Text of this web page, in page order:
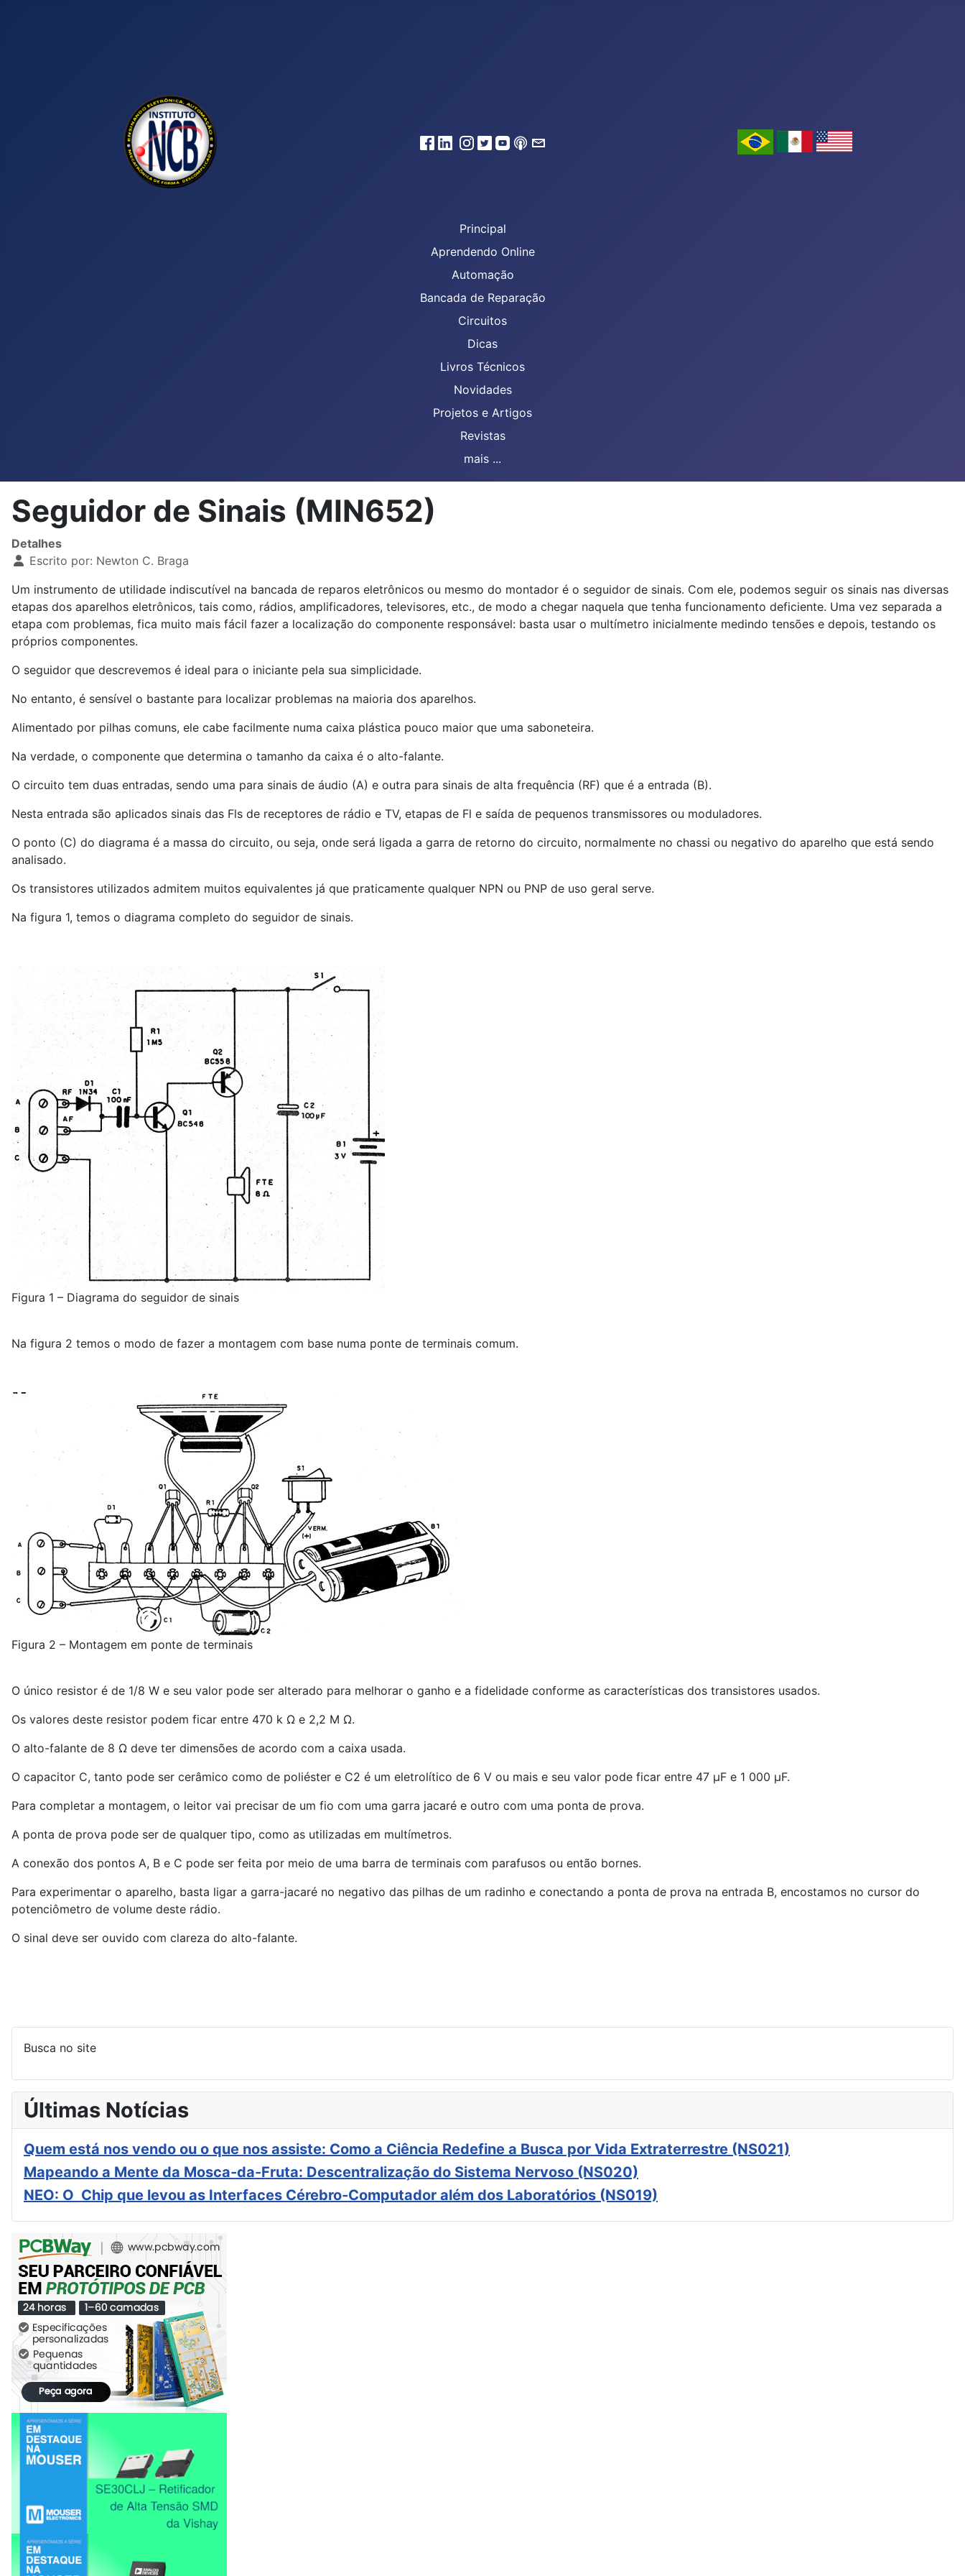
Principal
Aprendendo Online
Automação
Bancada de Reparação
Circuitos
Dicas
Livros Técnicos
Novidades
Projetos e Artigos
Revistas
mais ...
Seguidor de Sinais (MIN652)
Detalhes
Escrito por: Newton C. Braga
Um instrumento de utilidade indiscutível na bancada de reparos eletrônicos ou mesmo do montador é o seguidor de sinais. Com ele, podemos seguir os sinais nas diversas
etapas dos aparelhos eletrônicos, tais como, rádios, amplificadores, televisores, etc., de modo a chegar naquela que tenha funcionamento deficiente. Uma vez separada a
etapa com problemas, fica muito mais fácil fazer a localização do componente responsável: basta usar o multímetro inicialmente medindo tensões e depois, testando os
próprios componentes.
O seguidor que descrevemos é ideal para o iniciante pela sua simplicidade.
No entanto, é sensível o bastante para localizar problemas na maioria dos aparelhos.
Alimentado por pilhas comuns, ele cabe facilmente numa caixa plástica pouco maior que uma saboneteira.
Na verdade, o componente que determina o tamanho da caixa é o alto-falante.
O circuito tem duas entradas, sendo uma para sinais de áudio (A) e outra para sinais de alta frequência (RF) que é a entrada (B).
Nesta entrada são aplicados sinais das Fls de receptores de rádio e TV, etapas de Fl e saída de pequenos transmissores ou moduladores.
O ponto (C) do diagrama é a massa do circuito, ou seja, onde será ligada a garra de retorno do circuito, normalmente no chassi ou negativo do aparelho que está sendo
analisado.
Os transistores utilizados admitem muitos equivalentes já que praticamente qualquer NPN ou PNP de uso geral serve.
Na figura 1, temos o diagrama completo do seguidor de sinais.
Figura 1 – Diagrama do seguidor de sinais
Na figura 2 temos o modo de fazer a montagem com base numa ponte de terminais comum.
Figura 2 – Montagem em ponte de terminais
O único resistor é de 1/8 W e seu valor pode ser alterado para melhorar o ganho e a fidelidade conforme as características dos transistores usados.
Os valores deste resistor podem ficar entre 470 k Ω e 2,2 M Ω.
O alto-falante de 8 Ω deve ter dimensões de acordo com a caixa usada.
O capacitor C, tanto pode ser cerâmico como de poliéster e C2 é um eletrolítico de 6 V ou mais e seu valor pode ficar entre 47 µF e 1 000 µF.
Para completar a montagem, o leitor vai precisar de um fio com uma garra jacaré e outro com uma ponta de prova.
A ponta de prova pode ser de qualquer tipo, como as utilizadas em multímetros.
A conexão dos pontos A, B e C pode ser feita por meio de uma barra de terminais com parafusos ou então bornes.
Para experimentar o aparelho, basta ligar a garra-jacaré no negativo das pilhas de um radinho e conectando a ponta de prova na entrada B, encostamos no cursor do
potenciômetro de volume deste rádio.
O sinal deve ser ouvido com clareza do alto-falante.
Busca no site
Últimas Notícias
Quem está nos vendo ou o que nos assiste: Como a Ciência Redefine a Busca por Vida Extraterrestre (NS021)
Mapeando a Mente da Mosca-da-Fruta: Descentralização do Sistema Nervoso (NS020)
NEO: O Chip que levou as Interfaces Cérebro-Computador além dos Laboratórios (NS019)